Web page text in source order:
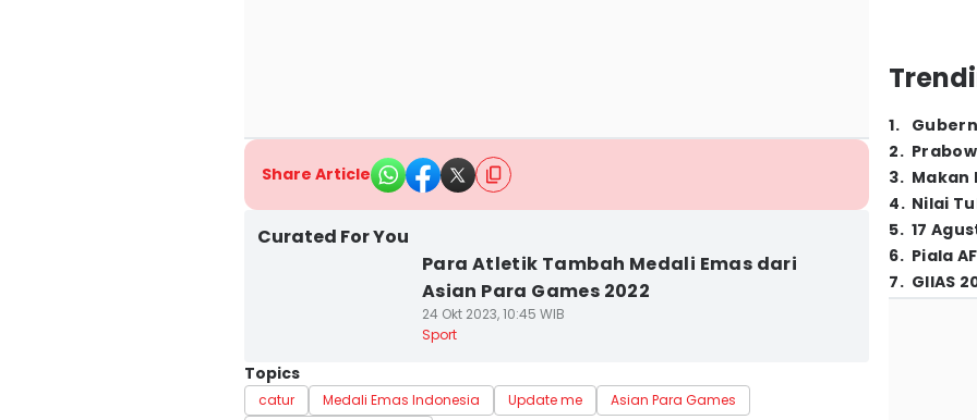
Share Article
Curated For You
Para Atletik Tambah Medali Emas dari
Asian Para Games 2022
24 Okt 2023, 10:45 WIB
Sport
Topics
catur Medali Emas Indonesia Update me
Asian Para Games
1.
2.
3. Makan
4. Nilai
5. 17
6. Piala
7. GIIAS